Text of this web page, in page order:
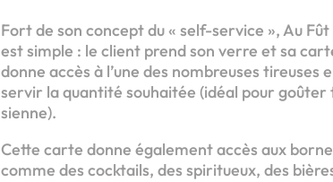
Fort de son concept du « self-service », Au
est simple : le client prend son verre et sa
donne accès à l’une des nombreuses
servir la quantité souhaitée (idéal pour
sienne).
Cette carte donne également accès aux
comme des cocktails, des spiritueux, des